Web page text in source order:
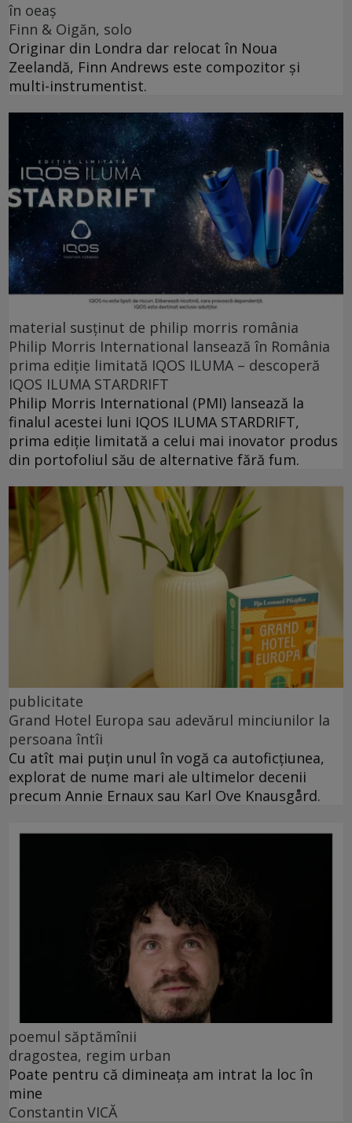
în oeaș
Finn & Oigăn, solo
Originar din Londra dar relocat în Noua
Zeelandă, Finn Andrews este compozitor și
multi-instrumentist.
material susținut de philip morris românia
Philip Morris International lansează în România
prima ediție limitată IQOS ILUMA – descoperă
IQOS ILUMA STARDRIFT
Philip Morris International (PMI) lansează la
finalul acestei luni IQOS ILUMA STARDRIFT,
prima ediție limitată a celui mai inovator produs
din portofoliul său de alternative fără fum.
publicitate
Grand Hotel Europa sau adevărul minciunilor la
persoana întîi
Cu atît mai puțin unul în vogă ca autoficțiunea,
explorat de nume mari ale ultimelor decenii
precum Annie Ernaux sau Karl Ove Knausgård.
poemul săptămînii
dragostea, regim urban
Poate pentru că dimineața am intrat la loc în
mine
Constantin VICĂ